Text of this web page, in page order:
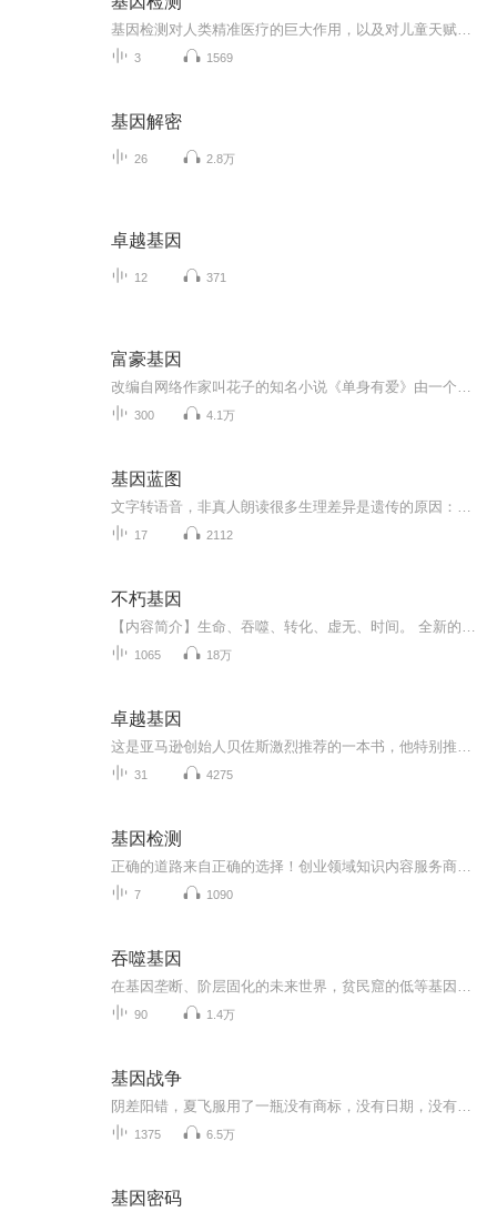
3 1569
基因解密
26 2.8万
卓越基因
12 371
富豪基因
300 4.1万
基因蓝图
17 2112
不朽基因
1065 18万
卓越基因
31 4275
基因检测
7 1090
吞噬基因
90 1.4万
基因战争
1375 6.5万
基因密码